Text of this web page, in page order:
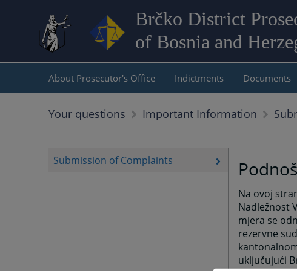
Brčko District
of Bosnia and
About Prosecutor's Office Indictments Documents
Your questions Important Information
Submission of Complaints
Na ovoj
Nadležnost
mjera se
rezervne
uključujući